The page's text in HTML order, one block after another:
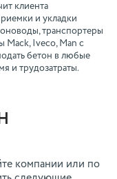
клиента
и укладки
транспортеры
Mack, Iveco, Man с
бетон в любые
и трудозатраты.
компании или по